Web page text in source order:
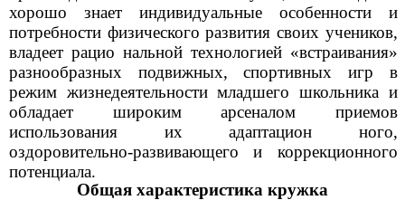
хорошо знает индивидуальные особенности и
потребности физического развития своих учеников,
владеет рацио нальной технологией «встраивания»
разнообразных подвижных, спортивных игр в
режим жизнедеятельности младшего школьника и
обладает широким арсеналом приемов
использования их адаптацион ного,
оздоровительно-развивающего и коррекционного
потенциала.
Общая характеристика кружка